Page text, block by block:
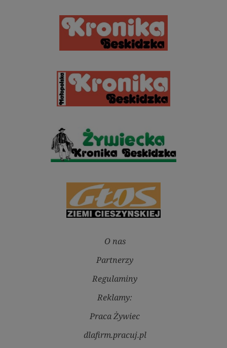
O nas
Partnerzy
Regulaminy
Reklamy:
Praca Żywiec
dlafirm.pracuj.pl